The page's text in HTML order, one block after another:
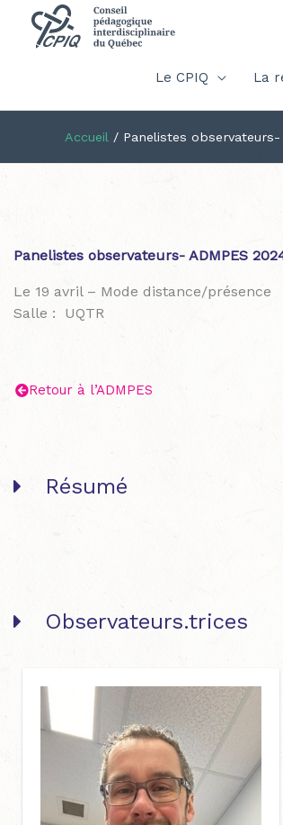
Le CPIQ La
Accueil / Panelistes observateurs-
Panelistes observateurs- ADMPES
Le 19 avril – Mode distance/présence
Salle : UQTR
Retour à l’ADMPES
Résumé
Observateurs.trices